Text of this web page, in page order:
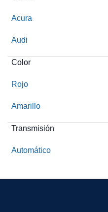
Acura
Audi
Color
Rojo
Amarillo
Transmisión
Automático